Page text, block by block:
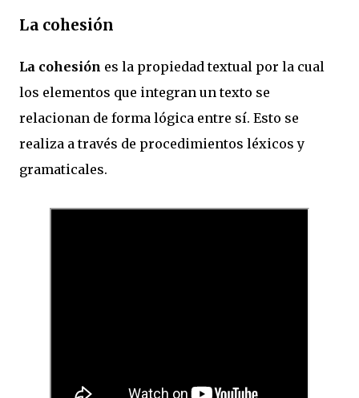
La cohesión
La cohesión es la propiedad textual por la cual
los elementos que integran un texto se
relacionan de forma lógica entre sí. Esto se
realiza a través de procedimientos léxicos y
gramaticales.